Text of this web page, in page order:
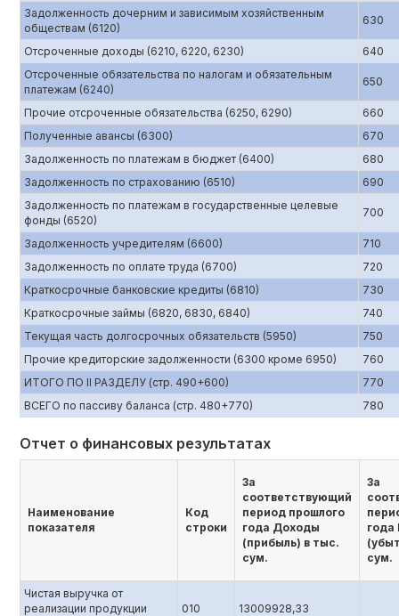
Задолженность дочерним и зависимым хозяйственным
обществам (6120)
630
Отсроченные доходы (6210, 6220, 6230)
640
Отсроченные обязательства по налогам и обязательным
платежам (6240)
650
Прочие отсроченные обязательства (6250, 6290)
660
Полученные авансы (6300)
670
Задолженность по платежам в бюджет (6400)
680
Задолженность по страхованию (6510)
690
Задолженность по платежам в государственные целевые
фонды (6520)
700
Задолженность учредителям (6600)
710
Задолженность по оплате труда (6700)
720
Краткосрочные банковские кредиты (6810)
730
Краткосрочные займы (6820, 6830, 6840)
740
Текущая часть долгосрочных обязательств (5950)
750
Прочие кредиторские задолженности (6300 кроме 6950)
760
ИТОГО ПО II РАЗДЕЛУ (стр. 490+600)
770
ВСЕГО по пассиву баланса (стр. 480+770)
780
Отчет о финансовых результатах
Наименование
показателя
Код
строки
За
соответствующий
период прошлого
года Доходы
(прибыль) в тыс.
сум.
За
года
сум.
Чистая выручка от
реализации продукции
010 13009928,33